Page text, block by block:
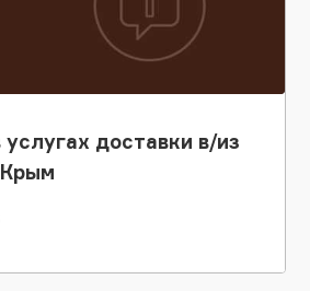
доставки в/из